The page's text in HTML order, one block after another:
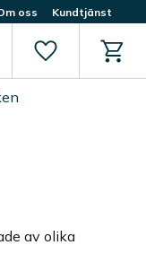
oss Kundtjänst
Favoriter
av olika